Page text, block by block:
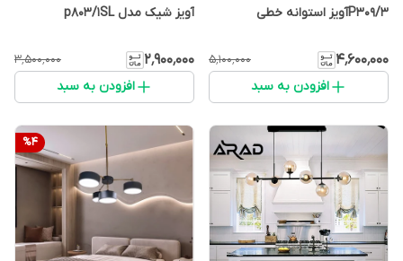
P309/3آویز استوانه خطی
۴٬۶۰۰٬۰۰۰ ۵٬۱۰۰٬۰۰۰
افزودن به سبد
آویز شیک مدل p803/1SL
۲٬۹۰۰٬۰۰۰ ۳٬۵۰۰٬۰۰۰
افزودن به سبد
%4